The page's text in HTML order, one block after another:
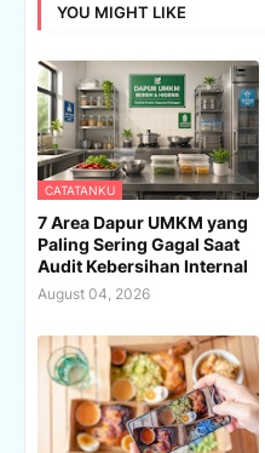
YOU MIGHT LIKE
CATATANKU
7 Area Dapur UMKM yang
Paling Sering Gagal Saat
Audit Kebersihan Internal
August 04, 2026